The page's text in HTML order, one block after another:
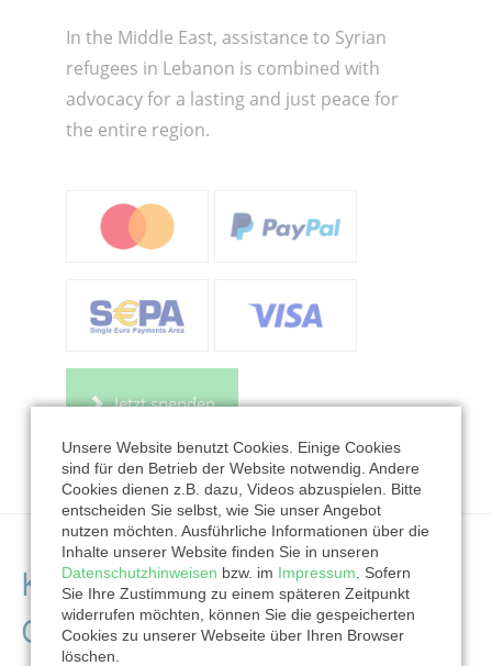
In the Middle East, assistance to Syrian
refugees in Lebanon is combined with
advocacy for a lasting and just peace for
the entire region.
Jetzt spenden
Kontaktdaten der
Organisation
Unsere Website benutzt Cookies. Einige Cookies
sind für den Betrieb der Website notwendig. Andere
Cookies dienen z.B. dazu, Videos abzuspielen. Bitte
entscheiden Sie selbst, wie Sie unser Angebot
nutzen möchten. Ausführliche Informationen über die
Inhalte unserer Website finden Sie in unseren
Datenschutzhinweisen bzw. im Impressum . Sofern
Sie Ihre Zustimmung zu einem späteren Zeitpunkt
widerrufen möchten, können Sie die gespeicherten
Cookies zu unserer Webseite über Ihren Browser
löschen.